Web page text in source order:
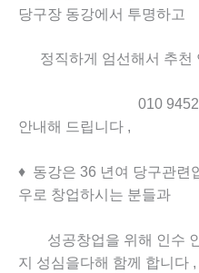
당구장 동강에서 투명하고
정직하게 엄선해서 추천
010 9452 8837
안내해 드립니다 ,
♦ 동강은 36 년여 당구관련
우로 창업하시는 분들과
성공창업을 위해 인수 인
지 성심을다해 함께 합니다 ,